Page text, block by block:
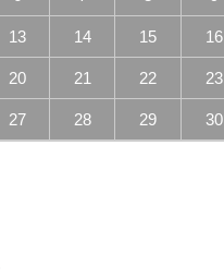
13 14 15 16
20 21 22 23
27 28 29 30